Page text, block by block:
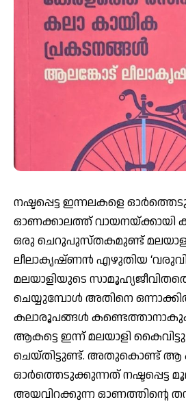
നഷ്ടപ്പെട്ട ഇന്നലകളെ
ഓണക്കാലത്ത് വായനയ്ക്കായി
ഒരു ചെറുപുസ്തകമുണ്ട്
ലീലാകൃഷ്ണന്‍ എഴുതിയ
മലയാളിയുടെ
ചെയ്യുമ്പോള്‍ അതിനെ
കലാരൂപങ്ങള്‍
ആകട്ടെ ഇന്ന് മലയാളി
ചെയ്തിട്ടുണ്ട്. അതുകൊണ്ട് ആ
ഓര്‍ത്തെടുക്കുന്നത് നഷ്ടപ്പെട്ട
അയവിറക്കുന്ന ഓണത്തിന്റെ